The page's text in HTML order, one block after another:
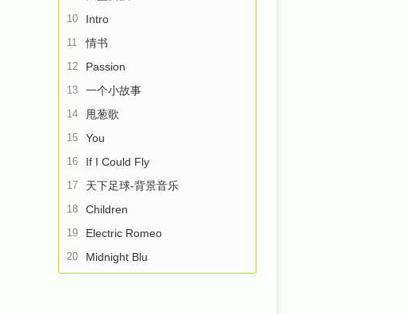
10 Intro
11 情书
12 Passion
13 一个小故事
14 甩葱歌
15 You
16 If I Could Fly
17 天下足球-背景音乐
18 Children
19 Electric Romeo
20 Midnight Blu